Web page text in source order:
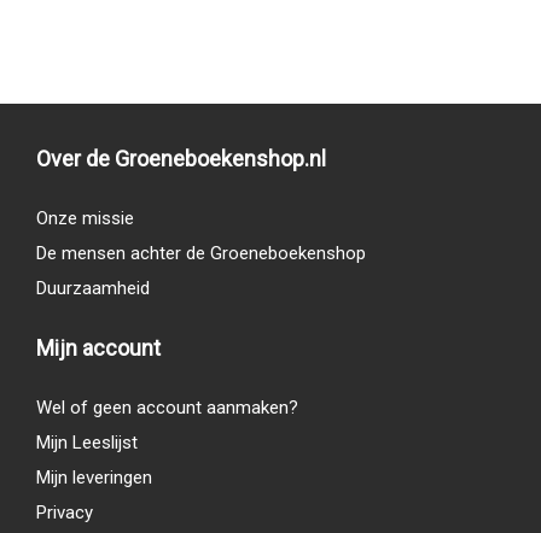
Over de Groeneboekenshop.nl
Onze missie
De mensen achter de Groeneboekenshop
Duurzaamheid
Mijn account
Wel of geen account aanmaken?
Mijn Leeslijst
Mijn leveringen
Privacy